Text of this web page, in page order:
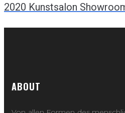
2020 Kunstsalon
ABOUT